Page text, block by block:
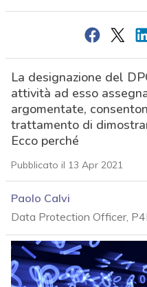
La designazione del
attività ad esso
argomentate,
trattamento di
Ecco perché
Pubblicato il 13 Apr 2021
Paolo Calvi
Data Protection Officer,